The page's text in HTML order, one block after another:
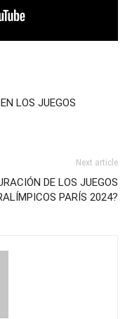
LOS JUEGOS
Next article
DE LOS JUEGOS
PARÍS 2024?